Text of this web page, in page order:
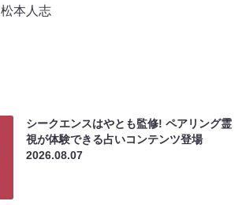
松本人志
シークエンスはやとも監修! ペアリング霊
視が体験できる占いコンテンツ登場
2026.08.07